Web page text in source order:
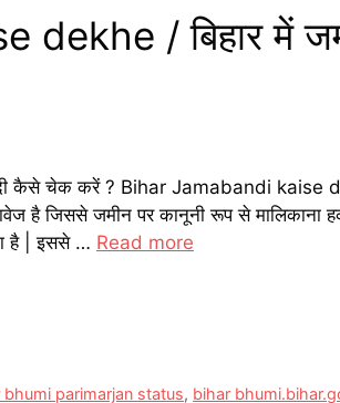
/ बिहार में
कैसे चेक करें ? Bihar Jamabandi kaise
है जिससे जमीन पर कानूनी रूप से मालिकाना
है | इससे … Read more
bhumi parimarjan status, bihar